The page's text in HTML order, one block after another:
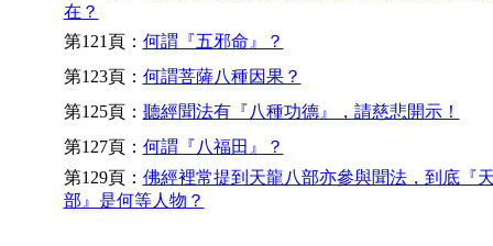
在？
第121頁： 何謂『五邪命』？
第123頁： 何謂菩薩八種因果？
第125頁： 聽經聞法有『八種功德』，請慈悲開示！
第127頁： 何謂『八福田』？
第129頁： 佛經裡常提到天龍八部亦參與聞法，到底『
部』是何等人物？